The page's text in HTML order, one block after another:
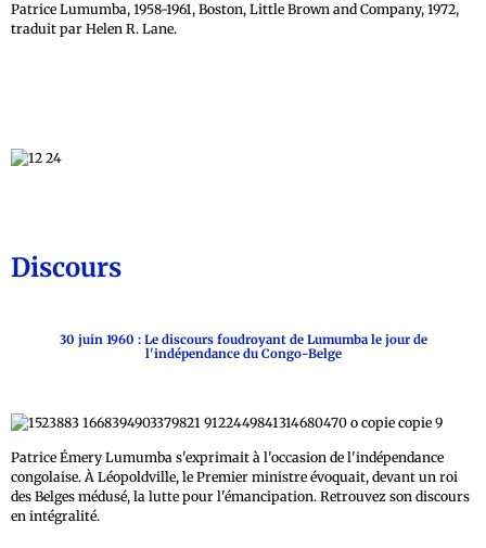
Patrice Lumumba, 1958-1961, Boston, Little Brown and Company, 1972,
traduit par Helen R. Lane.
Discours
30 juin 1960 : Le discours foudroyant de Lumumba le jour de
l'indépendance du Congo-Belge
Patrice Émery Lumumba s'exprimait à l'occasion de l'indépendance
congolaise. À Léopoldville, le Premier ministre évoquait, devant un roi
des Belges médusé, la lutte pour l'émancipation. Retrouvez son discours
en intégralité.